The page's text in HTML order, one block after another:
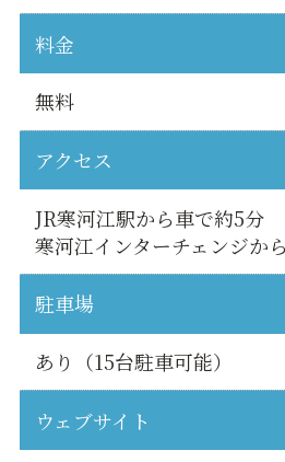
料金
無料
アクセス
JR寒河江駅から車で約5分
寒河江インターチェンジか
駐車場
あり（15台駐車可能）
ウェブサイト